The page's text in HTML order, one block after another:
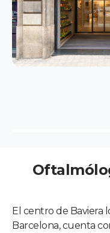
El centro de Baviera
Barcelona, cuenta